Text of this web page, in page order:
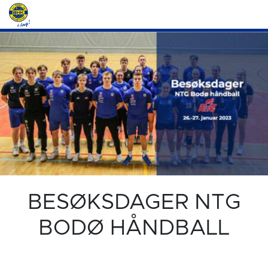
BESØKSDAGER NTG
BODØ HÅNDBALL